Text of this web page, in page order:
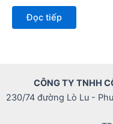
Được
hạng
0
Đọc tiếp
CÔNG TY TNHH
230/74 đường Lò Lu -